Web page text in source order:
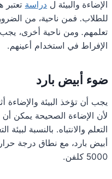
الإضاءة والبيئة ل دراسة
للطلاب. فمن ناحية، من
تعلمهم. ومن ناحية أخرى،
الإفراط في استخدام أعينهم.
ضوء أبيض بارد
يجب أن تؤخذ البيئة والإضاءة
لأن الإضاءة الصحيحة يمكن
التعلم والانتباه. بالنسبة
5000 كلفن.